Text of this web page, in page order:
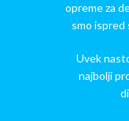
opreme za
smo ispred
Uvek
najbolji